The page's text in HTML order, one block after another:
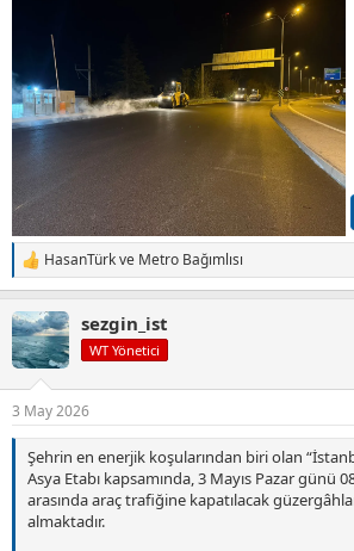
T
e
k
i
l
HasanTürkve Metro Bağımlısı
sezgin_ist
WT Yönetici
3 May 2026
Şehrin en enerjik koşularından biri olan
Asya Etabı kapsamında, 3 Mayıs Pazar günü
arasında araç trafiğine kapatılacak
almaktadır.